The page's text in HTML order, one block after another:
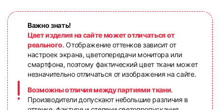
Важно знать!
Цвет изделия на сайте может отличаться от
реального. Отображение оттенков зависит от
настроек экрана, цветопередачи монитора или
смартфона, поэтому фактический цвет ткани может
незначительно отличаться от изображения на сайте.
Возможны отличия между партиями ткани.
Производители допускают небольшие различия в